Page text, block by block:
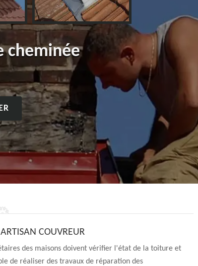
cheminée
COUVREUR
des maisons doivent vérifier l'état de la toiture et
de réaliser des travaux de réparation des